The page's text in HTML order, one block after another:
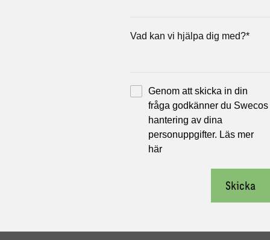
Vad kan vi hjälpa dig med?*
Genom att skicka in din
fråga godkänner du Swecos
hantering av dina
personuppgifter. Läs mer
här
Skicka